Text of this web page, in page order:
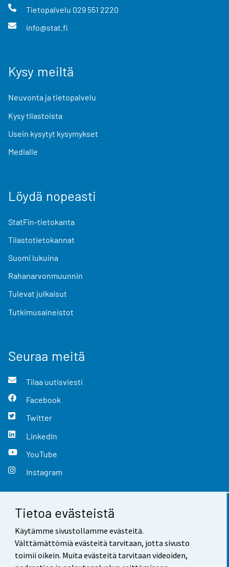
Tietoa evästeistä
Käytämme sivustollamme evästeitä.
Välttämättömiä evästeitä tarvitaan, jotta sivusto
toimii oikein. Muita evästeitä tarvitaan videoiden,
Tietopalvelu 029 551 2220
info@stat.fi
Kysy meiltä
Neuvonta ja tietopalvelu
Kysy tilastoista
Usein kysytyt kysymykset
Medialle
Löydä nopeasti
StatFin-tietokanta
Tilastotietokannat
Suomi lukuina
Rahanarvonmuunnin
Tulevat julkaisut
Tutkimusaineistot
Seuraa meitä
Tilaa uutisviesti
Facebook
Twitter
LinkedIn
YouTube
Instagram
Yhteystiedot
Palaute
Käyttöehdot